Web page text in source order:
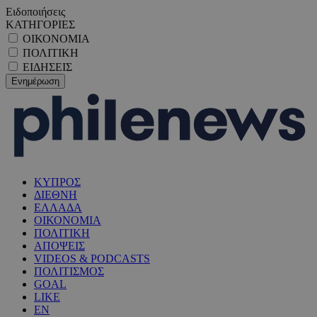
Ειδοποιήσεις
ΚΑΤΗΓΟΡΙΕΣ
ΟΙΚΟΝΟΜΙΑ
ΠΟΛΙΤΙΚΗ
ΕΙΔΗΣΕΙΣ
ΚΥΠΡΟΣ
ΔΙΕΘΝΗ
ΕΛΛΑΔΑ
ΟΙΚΟΝΟΜΙΑ
ΠΟΛΙΤΙΚΗ
ΑΠΟΨΕΙΣ
VIDEOS & PODCASTS
ΠΟΛΙΤΙΣΜΟΣ
GOAL
LIKE
EN